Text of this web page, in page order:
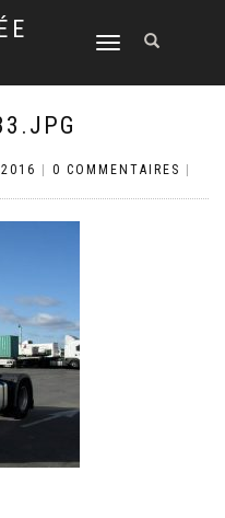
DÉPLIER
NAVIGATION
0 COMMENTAIRES